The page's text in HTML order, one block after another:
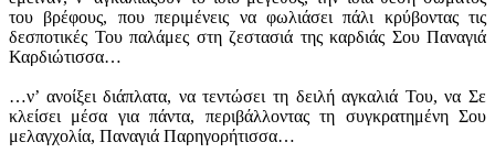
του βρέφους, που περιμένεις να φωλιάσει πάλι κρύβοντας τις
δεσποτικές Του παλάμες στη ζεστασιά της καρδιάς Σου Παναγιά
Καρδιώτισσα…
…ν’ ανοίξει διάπλατα, να τεντώσει τη δειλή αγκαλιά Του, να Σε
κλείσει μέσα για πάντα, περιβάλλοντας τη συγκρατημένη Σου
μελαγχολία, Παναγιά Παρηγορήτισσα…